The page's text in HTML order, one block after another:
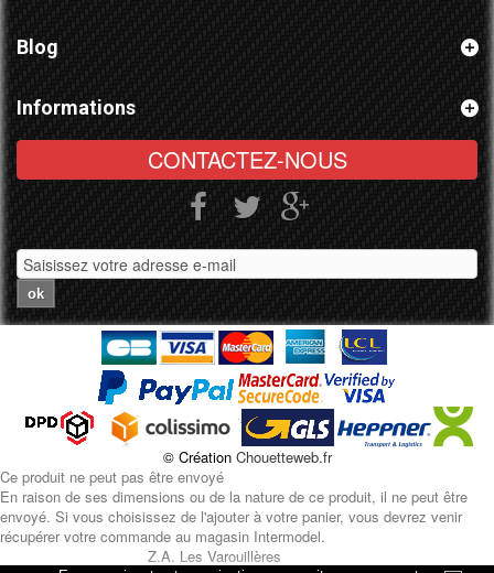
Blog
Informations
CONTACTEZ-NOUS
ok
© Création Chouetteweb.fr
Ce produit ne peut pas être envoyé
En raison de ses dimensions ou de la nature de ce produit, il ne peut être
envoyé. Si vous choisissez de l'ajouter à votre panier, vous devrez venir
récupérer votre commande au magasin Intermodel.
Z.A. Les Varouillères